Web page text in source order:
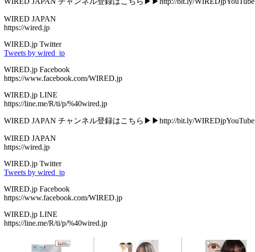
WIRED JAPAN
https://wired.jp
WIRED.jp Twitter
Tweets by wired_jp
WIRED.jp Facebook
https://www.facebook.com/WIRED.jp
WIRED.jp LINE
https://line.me/R/ti/p/%40wired.jp
WIRED JAPAN チャンネル登録はこちら▶︎▶︎http://bit.ly/WIREDjpYouTube
WIRED JAPAN
https://wired.jp
WIRED.jp Twitter
Tweets by wired_jp
WIRED.jp Facebook
https://www.facebook.com/WIRED.jp
WIRED.jp LINE
https://line.me/R/ti/p/%40wired.jp